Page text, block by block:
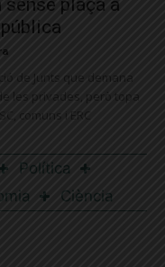
sense plaça a
de Junts que demana
les privades, però topa
comuns i ERC
Política
Ciència